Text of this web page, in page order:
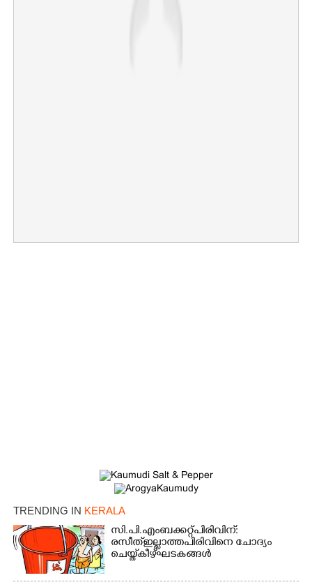
TRENDING IN KERALA
സി.പി.എം ബക്കറ്റ് പിരിവിന്:
രസീത് ഇല്ലാത്ത പിരിവിനെ ചോദ്യം
ചെയ്ത് കീഴ്ഘടകങ്ങൾ
×
Share this link